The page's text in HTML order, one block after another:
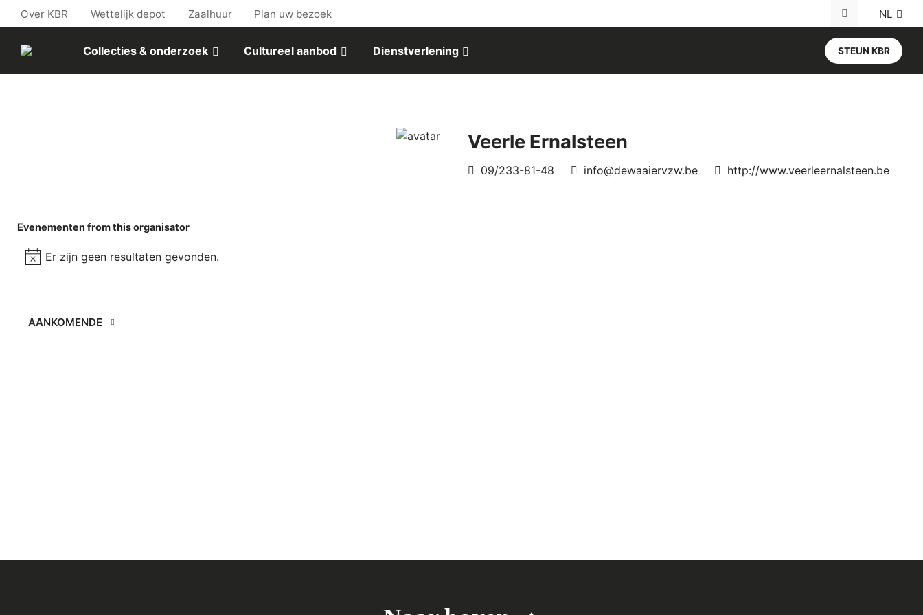
Skip to main content
Over KBR Wettelijk depot Zaalhuur Plan uw bezoek Search for: NL
Collecties & onderzoek Cultureel aanbod Dienstverlening STEUN KBR
Veerle Ernalsteen
Telefoon
09/233-81-48
E-
info@dewaaiervzw.be Website
http://www.veerleernalsteen.be
Evenementen from this organisator
Bericht
Er zijn geen resultaten gevonden.
AANKOMENDE